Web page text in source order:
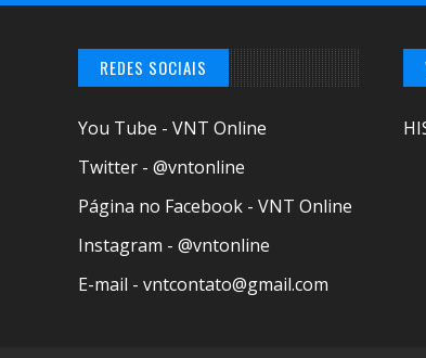
REDES SOCIAIS
You Tube - VNT Online
Twitter - @vntonline
Página no Facebook - VNT Online
Instagram - @vntonline
E-mail - vntcontato@gmail.com